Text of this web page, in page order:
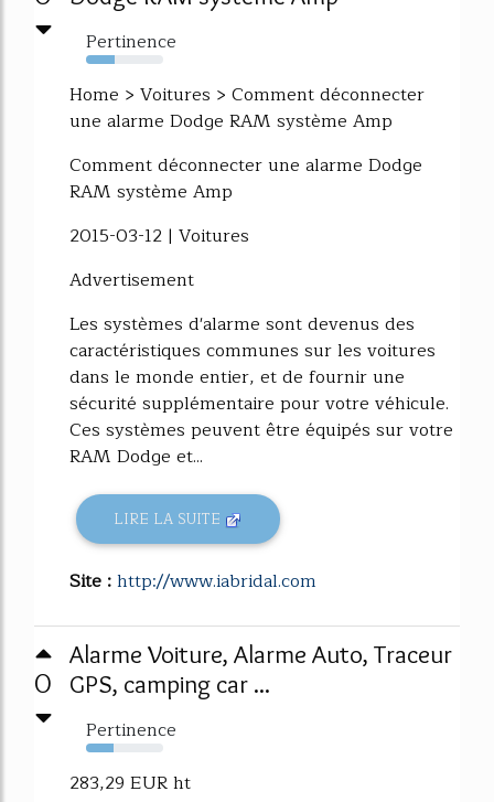
Pertinence
37%
Home > Voitures > Comment déconnecter
une alarme Dodge RAM système Amp
Comment déconnecter une alarme Dodge
RAM système Amp
2015-03-12 | Voitures
Advertisement
Les systèmes d'alarme sont devenus des
caractéristiques communes sur les voitures
dans le monde entier, et de fournir une
sécurité supplémentaire pour votre véhicule.
Ces systèmes peuvent être équipés sur votre
RAM Dodge et...
LIRE LA SUITE
Site :http://www.iabridal.com
0
Alarme Voiture, Alarme Auto, Traceur
GPS, camping car ...
Pertinence
35%
283,29 EUR ht